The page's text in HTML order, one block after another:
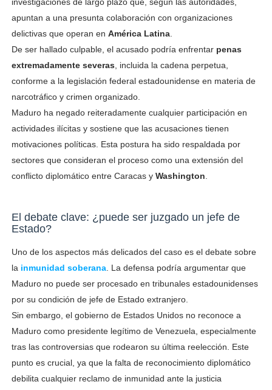
apuntan a una presunta colaboración con organizaciones
delictivas que operan en América Latina.
De ser hallado culpable, el acusado podría enfrentar penas
extremadamente severas , incluida la cadena perpetua,
conforme a la legislación federal estadounidense en materia de
narcotráfico y crimen organizado.
Maduro ha negado reiteradamente cualquier participación en
actividades ilícitas y sostiene que las acusaciones tienen
motivaciones políticas. Esta postura ha sido respaldada por
sectores que consideran el proceso como una extensión del
conflicto diplomático entre Caracas y Washington
El debate clave: ¿puede ser juzgado un jefe de
Estado?
Uno de los aspectos más delicados del caso es el debate sobre
la inmunidad soberana. La defensa podría argumentar que
Maduro no puede ser procesado en tribunales estadounidenses
por su condición de jefe de Estado extranjero.
Sin embargo, el gobierno de Estados Unidos no reconoce a
Maduro como presidente legítimo de Venezuela, especialmente
tras las controversias que rodearon su última reelección. Este
punto es crucial, ya que la falta de reconocimiento diplomático
debilita cualquier reclamo de inmunidad ante la justicia